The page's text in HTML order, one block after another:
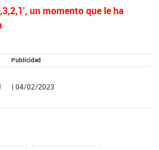
un momento que le ha
Publicidad
| 04/02/2023